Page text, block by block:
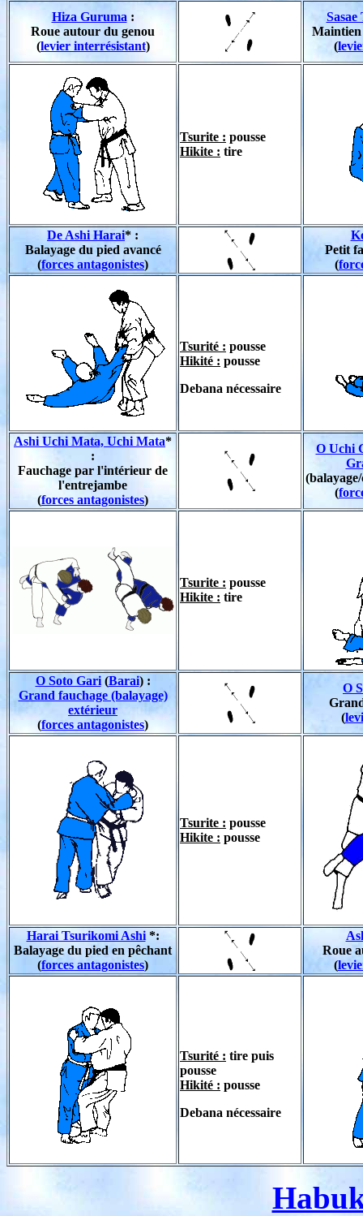
Hiza Guruma :
Roue autour du genou
(levier interrésistant)
Maintien
(
Tsurite : pousse
Hikite : tire
De Ashi Harai* :
Balayage du pied avancé
(forces antagonistes)
Petit
(
Tsurité : pousse
Hikité : pousse
Debana nécessaire
Ashi Uchi Mata, Uchi Mata*
:
Fauchage par l'intérieur de
l'entrejambe
(forces antagonistes)
O Uchi
(
Tsurite : pousse
Hikite : tire
O Soto Gari(Barai) :
Grand fauchage (balayage)
extérieur
(forces antagonistes)
O
(
Tsurite : pousse
Hikite : pousse
Harai Tsurikomi Ashi*:
Balayage du pied en pêchant
(forces antagonistes)
Roue
(
Tsurité : tire puis
pousse
Hikité : pousse
Debana nécessaire